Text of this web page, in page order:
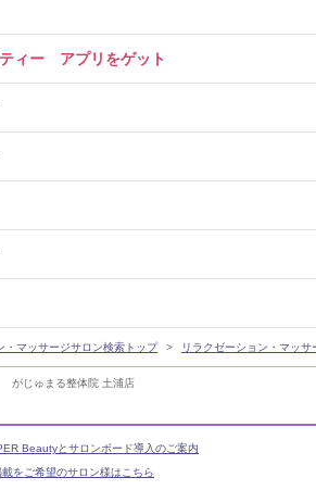
がじゅまる整体院 土浦店
ィー アプリをゲット
・マッサージサロン検索トップ リラクゼーション・マッ
Beautyとサロンボード導入のご案内
載をご希望のサロン様はこちら